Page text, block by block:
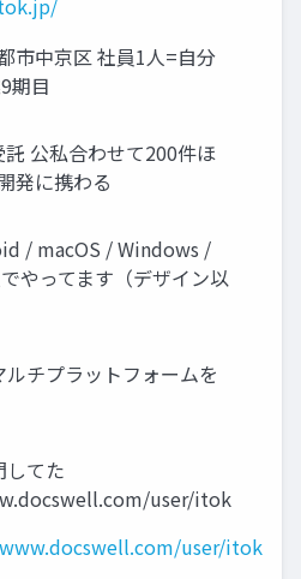
市中京区 社員1人=自分
期目
託 公私合わせて200件ほ
発に携わる
/ macOS / Windows /
やってます（デザイン以
チプラットフォームを
してた
user/itok
user/itok